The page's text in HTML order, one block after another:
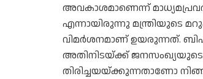
അവകാശമാണെന്ന്
എന്നായിരുന്നു മന്ത്രിയുടെ
വിമര്‍ശനമാണ് ഉയരുന്നത്.
അതിനിടയ്ക്ക്
തിരിച്ചയയ്ക്കുന്നതാണോ